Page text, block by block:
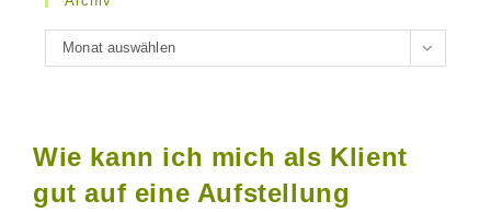
Archiv
Monat auswählen
Wie kann ich mich als Klient
gut auf eine Aufstellung